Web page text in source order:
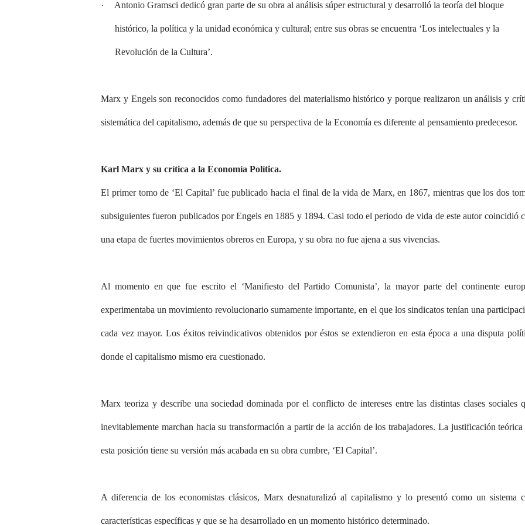
· Antonio Gramsci dedicó gran parte de su obra al análisis súper estructural y desarrolló la teoría del bloque
histórico, la política y la unidad económica y cultural; entre sus obras se encuentra ‘Los intelectuales y la
Revolución de la Cultura’.
Marx y Engels son reconocidos como fundadores del materialismo histórico y porque realizaron un análisis y
sistemática del capitalismo, además de que su perspectiva de la Economía es diferente al pensamiento predecesor.
Karl Marx y su crítica a la Economía Política.
El primer tomo de ‘El Capital’ fue publicado hacia el final de la vida de Marx, en 1867, mientras que los dos
subsiguientes fueron publicados por Engels en 1885 y 1894. Casi todo el periodo de vida de este autor coincidió
una etapa de fuertes movimientos obreros en Europa, y su obra no fue ajena a sus vivencias.
Al momento en que fue escrito el ‘Manifiesto del Partido Comunista’, la mayor parte del continente
experimentaba un movimiento revolucionario sumamente importante, en el que los sindicatos tenían una
cada vez mayor. Los éxitos reivindicativos obtenidos por éstos se extendieron en esta época a una disputa
donde el capitalismo mismo era cuestionado.
Marx teoriza y describe una sociedad dominada por el conflicto de intereses entre las distintas clases sociales
inevitablemente marchan hacia su transformación a partir de la acción de los trabajadores. La justificación teórica
esta posición tiene su versión más acabada en su obra cumbre, ‘El Capital’.
A diferencia de los economistas clásicos, Marx desnaturalizó al capitalismo y lo presentó como un sistema
características específicas y que se ha desarrollado en un momento histórico determinado.